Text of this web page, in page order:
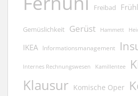
Freibad
Gemüslichkeit Gerüst Hammett
IKEA Informationsmanagement
Internes Rechnungswesen Kamillentee
Klausur Komische Oper